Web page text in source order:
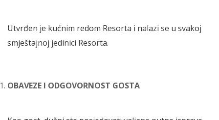
Utvrđen je kućnim redom Resorta i nalazi se u svakoj
smještajnoj jedinici Resorta.
OBAVEZE I ODGOVORNOST GOSTA